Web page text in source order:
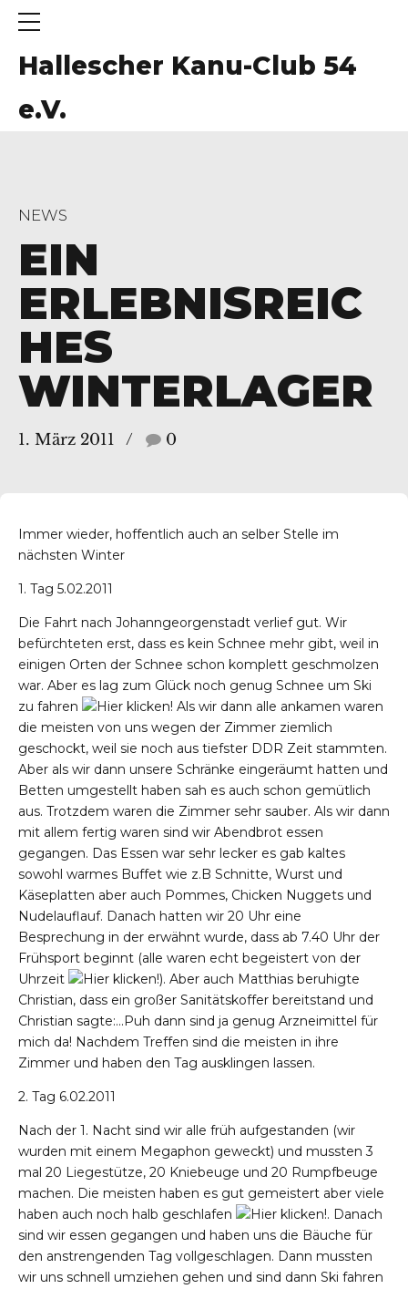
Hallescher Kanu-Club 54
e.V.
NEWS
EIN
ERLEBNISREIC
HES
WINTERLAGER
1. März 2011 0
Immer wieder, hoffentlich auch an selber Stelle im
nächsten Winter
1. Tag 5.02.2011
Die Fahrt nach Johanngeorgenstadt verlief gut. Wir
befürchteten erst, dass es kein Schnee mehr gibt, weil in
einigen Orten der Schnee schon komplett geschmolzen
war. Aber es lag zum Glück noch genug Schnee um Ski
zu fahren
Als wir dann alle ankamen waren
die meisten von uns wegen der Zimmer ziemlich
geschockt, weil sie noch aus tiefster DDR Zeit stammten.
Aber als wir dann unsere Schränke eingeräumt hatten und
Betten umgestellt haben sah es auch schon gemütlich
aus. Trotzdem waren die Zimmer sehr sauber. Als wir dann
mit allem fertig waren sind wir Abendbrot essen
gegangen. Das Essen war sehr lecker es gab kaltes
sowohl warmes Buffet wie z.B Schnitte, Wurst und
Käseplatten aber auch Pommes, Chicken Nuggets und
Nudelauflauf. Danach hatten wir 20 Uhr eine
Besprechung in der erwähnt wurde, dass ab 7.40 Uhr der
Frühsport beginnt (alle waren echt begeistert von der
Uhrzeit
). Aber auch Matthias beruhigte
Christian, dass ein großer Sanitätskoffer bereitstand und
Christian sagte:…Puh dann sind ja genug Arzneimittel für
mich da! Nachdem Treffen sind die meisten in ihre
Zimmer und haben den Tag ausklingen lassen.
2. Tag 6.02.2011
Nach der 1. Nacht sind wir alle früh aufgestanden (wir
wurden mit einem Megaphon geweckt) und mussten 3
mal 20 Liegestütze, 20 Kniebeuge und 20 Rumpfbeuge
machen. Die meisten haben es gut gemeistert aber viele
haben auch noch halb geschlafen
. Danach
sind wir essen gegangen und haben uns die Bäuche für
den anstrengenden Tag vollgeschlagen. Dann mussten
wir uns schnell umziehen gehen und sind dann Ski fahren